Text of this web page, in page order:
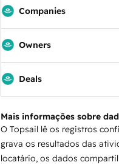
Companies
Owners
Deals
Mais informações sobre
O Topsail lê os registros
grava os resultados das
locatário, os dados